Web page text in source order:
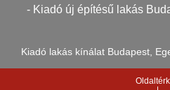
- Kiadó új építésű lakás
Kiadó lakás kínálat Budapest,